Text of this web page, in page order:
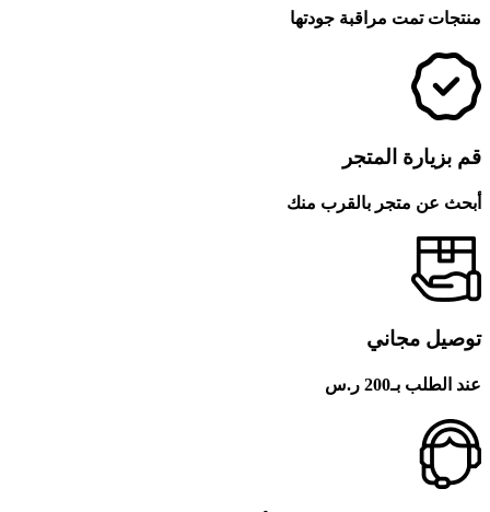
منتجات تمت مراقبة جودتها
قم بزيارة المتجر
أبحث عن متجر بالقرب منك
توصيل مجاني
عند الطلب بـ200 ر.س